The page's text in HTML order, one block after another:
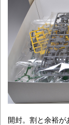
開封。割と余裕